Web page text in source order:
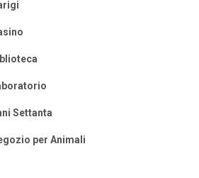
Settanta
per Animali